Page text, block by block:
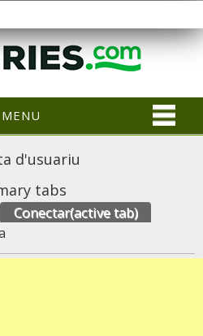
MENU
d'usuariu
tabs
Conectar(active tab)